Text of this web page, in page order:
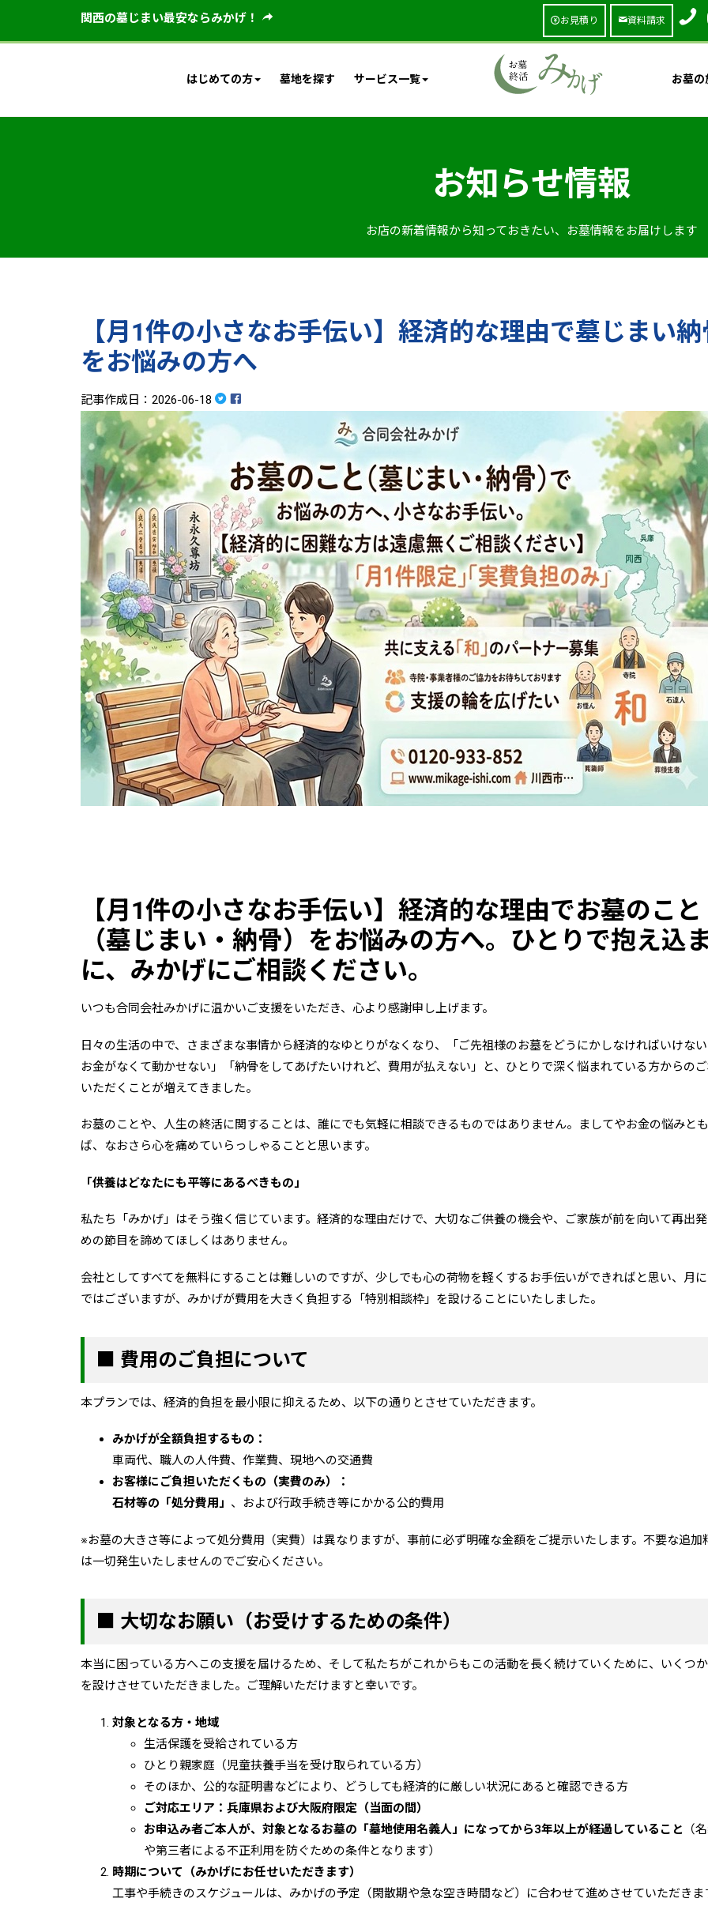
関西の墓じまい最安ならみかげ！ お見積り 資料請求
はじめての方 墓地を探す サービス一覧 お墓の
お知らせ情報
お店の新着情報から知っておきたい、お墓情報をお届けします
【月1件の小さなお手伝い】経済的な理由で墓じまい納
をお悩みの方へ
記事作成日：2026-06-18
【月1件の小さなお手伝い】経済的な理由でお墓のこと
（墓じまい・納骨）をお悩みの方へ。ひとりで抱え込
に、みかげにご相談ください。
いつも合同会社みかげに温かいご支援をいただき、心より感謝申し上げます。
日々の生活の中で、さまざまな事情から経済的なゆとりがなくなり、「ご先祖様のお墓をどうにかしなければいけない
お金がなくて動かせない」「納骨をしてあげたいけれど、費用が払えない」と、ひとりで深く悩まれている方からの
いただくことが増えてきました。
お墓のことや、人生の終活に関することは、誰にでも気軽に相談できるものではありません。ましてやお金の悩みと
ば、なおさら心を痛めていらっしゃることと思います。
「供養はどなたにも平等にあるべきもの」
私たち「みかげ」はそう強く信じています。経済的な理由だけで、大切なご供養の機会や、ご家族が前を向いて再出
めの節目を諦めてほしくはありません。
会社としてすべてを無料にすることは難しいのですが、少しでも心の荷物を軽くするお手伝いができればと思い、月
ではございますが、みかげが費用を大きく負担する「特別相談枠」を設けることにいたしました。
■ 費用のご負担について
本プランでは、経済的負担を最小限に抑えるため、以下の通りとさせていただきます。
みかげが全額負担するもの：
車両代、職人の人件費、作業費、現地への交通費
お客様にご負担いただくもの（実費のみ）：
石材等の「処分費用」 、および行政手続き等にかかる公的費用
※お墓の大きさ等によって処分費用（実費）は異なりますが、事前に必ず明確な金額をご提示いたします。不要な追加
は一切発生いたしませんのでご安心ください。
■ 大切なお願い（お受けするための条件）
本当に困っている方へこの支援を届けるため、そして私たちがこれからもこの活動を長く続けていくために、いくつ
を設けさせていただきました。ご理解いただけますと幸いです。
対象となる方・地域
生活保護を受給されている方
ひとり親家庭（児童扶養手当を受け取られている方）
そのほか、公的な証明書などにより、どうしても経済的に厳しい状況にあると確認できる方
ご対応エリア：兵庫県および大阪府限定（当面の間）
お申込み者ご本人が、対象となるお墓の「墓地使用名義人」になってから3年以上が経過していること
（
や第三者による不正利用を防ぐための条件となります）
時期について（みかげにお任せいただきます）
工事や手続きのスケジュールは、みかげの予定（閑散期や急な空き時間など）に合わせて進めさせていただきま